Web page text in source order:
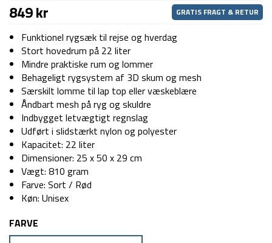
849kr GRATIS FRAGT & RETUR
Funktionel rygsæk til rejse og hverdag
Stort hovedrum på 22 liter
Mindre praktiske rum og lommer
Behageligt rygsystem af 3D skum og mesh
Særskilt lomme til lap top eller væskeblære
Åndbart mesh på ryg og skuldre
Indbygget letvægtigt regnslag
Udført i slidstærkt nylon og polyester
Kapacitet: 22 liter
Dimensioner: 25 x 50 x 29 cm
Vægt: 810 gram
Farve: Sort / Rød
Køn: Unisex
FARVE